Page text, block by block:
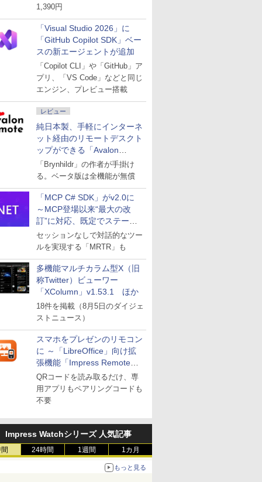
1,390円
「Visual Studio 2026」に
「GitHub Copilot SDK」ベー
スの新エージェントが追加
「Copilot CLI」や「GitHub」ア
プリ、「VS Code」などと同じ
エンジン、プレビュー搭載
レビュー
純日本製、手軽にインターネ
ット経由のリモートデスクト
ップができる「Avalon
remote」
「Brynhildr」の作者が手掛け
る。ベータ版は全機能が無償
「MCP C# SDK」がv2.0に
～MCP登場以来“最大の改
訂”に対応、既定でステート
レスへ
セッションなしで対話的なツー
ルを実現する「MRTR」も
多機能マルチカラム型X（旧
称Twitter）ビューワー
「XColumn」v1.53.1 ほか
18件を掲載（8月5日のダイジェ
ストニュース）
スマホをプレゼンのリモコン
に ～「LibreOffice」向け拡
張機能「Impress Remote」
が公開
QRコードを読み取るだけ、専
用アプリもペアリングコードも
不要
Impress Watchシリーズ 人気記事
24時間 1週間 1カ月
もっと見る